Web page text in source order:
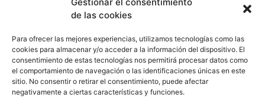
de las cookies
Para ofrecer las mejores experiencias, utilizamos tecnologías como las
cookies para almacenar y/o acceder a la información del dispositivo. El
consentimiento de estas tecnologías nos permitirá procesar datos como
el comportamiento de navegación o las identificaciones únicas en este
sitio. No consentir o retirar el consentimiento, puede afectar
negativamente a ciertas características y funciones.
Copyright © 2026 More and More Design.
Todos los derechos reservados.
INTERIORISMO TRINIDAD, S.L.
Ha sido beneficiario de la subvención
Orden de 27 de diciembre de 2022, por la que se
establecen las bases reguladoras para la